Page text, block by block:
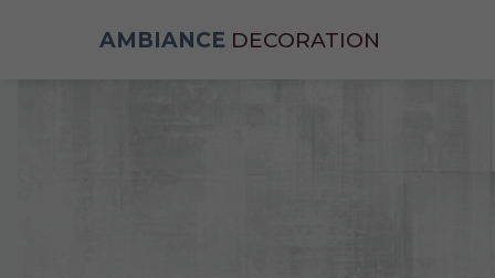
AMBIANCE DECORATION